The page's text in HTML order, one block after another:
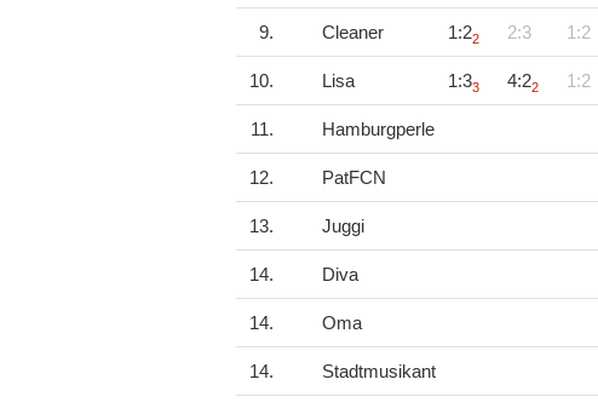
9. Cleaner 1:22 2:3 1:2
10. Lisa 1:33 4:22 1:2
11. Hamburgperle
12. PatFCN
13. Juggi
14. Diva
14. Oma
14. Stadtmusikant